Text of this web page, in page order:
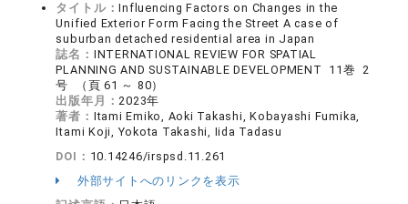
タイトル：Influencing Factors on Changes in the
Unified Exterior Form Facing the Street A case of
suburban detached residential area in Japan
誌名： INTERNATIONAL REVIEW FOR SPATIAL
PLANNING AND SUSTAINABLE DEVELOPMENT 11巻 2
号 （頁 61 ～ 80）
出版年月：2023年
著者： Itami Emiko, Aoki Takashi, Kobayashi Fumika,
Itami Koji, Yokota Takashi, Iida Tadasu
DOI： 10.14246/irspsd.11.261
外部サイトへのリンクを表示